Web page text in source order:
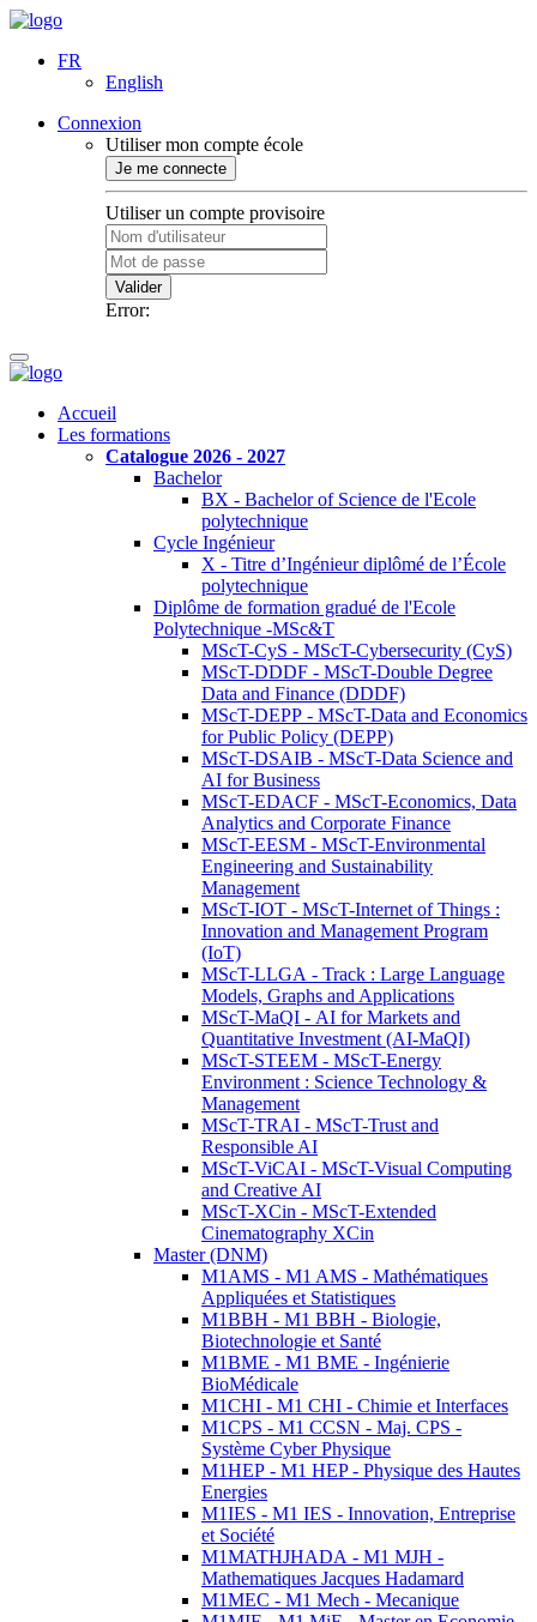
FR
English
Connexion
Utiliser mon compte école
Je me connecte
Utiliser un compte provisoire
Valider
Error:
Accueil
Les formations
Catalogue 2026 - 2027
Bachelor
BX - Bachelor of Science de l'Ecole
polytechnique
Cycle Ingénieur
X - Titre d’Ingénieur diplômé de l’École
polytechnique
Diplôme de formation gradué de l'Ecole
Polytechnique -MSc&T
MScT-CyS - MScT-Cybersecurity (CyS)
MScT-DDDF - MScT-Double Degree
Data and Finance (DDDF)
MScT-DEPP - MScT-Data and Economics
for Public Policy (DEPP)
MScT-DSAIB - MScT-Data Science and
AI for Business
MScT-EDACF - MScT-Economics, Data
Analytics and Corporate Finance
MScT-EESM - MScT-Environmental
Engineering and Sustainability
Management
MScT-IOT - MScT-Internet of Things :
Innovation and Management Program
(IoT)
MScT-LLGA - Track : Large Language
Models, Graphs and Applications
MScT-MaQI - AI for Markets and
Quantitative Investment (AI-MaQI)
MScT-STEEM - MScT-Energy
Environment : Science Technology &
Management
MScT-TRAI - MScT-Trust and
Responsible AI
MScT-ViCAI - MScT-Visual Computing
and Creative AI
MScT-XCin - MScT-Extended
Cinematography XCin
Master (DNM)
M1AMS - M1 AMS - Mathématiques
Appliquées et Statistiques
M1BBH - M1 BBH - Biologie,
Biotechnologie et Santé
M1BME - M1 BME - Ingénierie
BioMédicale
M1CHI - M1 CHI - Chimie et Interfaces
M1CPS - M1 CCSN - Maj. CPS -
Système Cyber Physique
M1HEP - M1 HEP - Physique des Hautes
Energies
M1IES - M1 IES - Innovation, Entreprise
et Société
M1MATHJHADA - M1 MJH -
Mathematiques Jacques Hadamard
M1MEC - M1 Mech - Mecanique